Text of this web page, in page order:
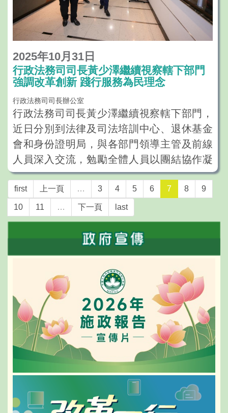
張永春、終審法院院長宋敏莉、行政法務司
司長黃少澤、經濟財政司司長戴建業、保安
司司長陳子勁、社會文化司司長柯嵐、運輸
工務司司長譚偉文、檢察長唐曉峰、廉政專
員歐陽湘和審計長歐陽瑜的監誓下，公共行
政部門、立法會輔助部門、終審法院院長辦
公室、檢察長辦公室、廉政專員辦公室和審
計長辦公室領導及等同人員莊嚴宣誓。
岑浩輝致辭時表示，根據《澳門基本法》、
《維護國家安全法》，以及修訂後今日生效
的《領導及主管人員通則的基本規定》及
《澳門公共行政工作人員通則》，擁護並執
行《澳門基本法》、效忠中華人民共和國澳
門特別行政區，盡忠職守，遵守法律，廉潔
奉公，竭誠為澳門特別行政區服務，是所有
公務人員，尤其是領導及主管人員應有的責
任和義務，也是國家和澳門市民對特區政府
公務人員的必然期望，既是政治責任亦是法
律要求。
他表示，特區政府的領導人員按照法定形
式，鄭重許下擁護並執行《澳門基本法》、
效忠中華人民共和國澳門特別行政區的誓
言，這既是作為特區管治團隊的領導人員以
莊嚴的形式承諾履行責任的表現，更是特區
全面落實“愛國者治澳”原則的要求和體現，
意義重大。
2025年10月31日
行政法務司司長黃少澤繼續視察轄下部門
強調改革創新 踐行服務為民理念
行政法務司司長辦公室
行政法務司司長黃少澤繼續視察轄下部門，
近日分別到法律及司法培訓中心、退休基金
會和身份證明局，與各部門領導主管及前線
人員深入交流，勉勵全體人員以團結協作凝
聚合力，以改革創新提升效能，秉持“以民為
本”核心，切實回應公眾需求。
28日下午，黃少澤司長到法律及司法培訓中
心視察中心的設施及工作情況，實地查看教
室、會議室、閱覽室、學員休憩區等基礎配
套設施的運作及維護情況，了解空間功能佈
局與日常使用效率，以及培訓教室的教學設
備配置等情況，並與工作人員交流，掌握培
訓中心的實際運作情況。
同日，黃司長還視察了退休基金會，與各領
導及主管進行會面和交流，了解退休基金會
的運作情況，並指示退休基金會需做好公務
人員退休保障的相關工作。其後，黃司長在
行政管理委員會主席高舒婷等陪同下，實地
察看工作環境和公眾接待處。
first 上一頁 … 3 4 5 6 7 8 9
10 11 … 下一頁 last